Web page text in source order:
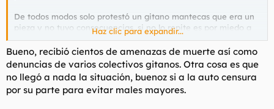
De todos modos solo protestó un gitano mantecas que era un
pieza y no tuvo consecuencias, si no lo repite es por miedo a
una fatwua gitana.
Haz clic para expandir...
Bueno, recibió cientos de amenazas de muerte así como
denuncias de varios colectivos gitanos. Otra cosa es que
no llegó a nada la situación, buenoz si a la auto censura
por su parte para evitar males mayores.